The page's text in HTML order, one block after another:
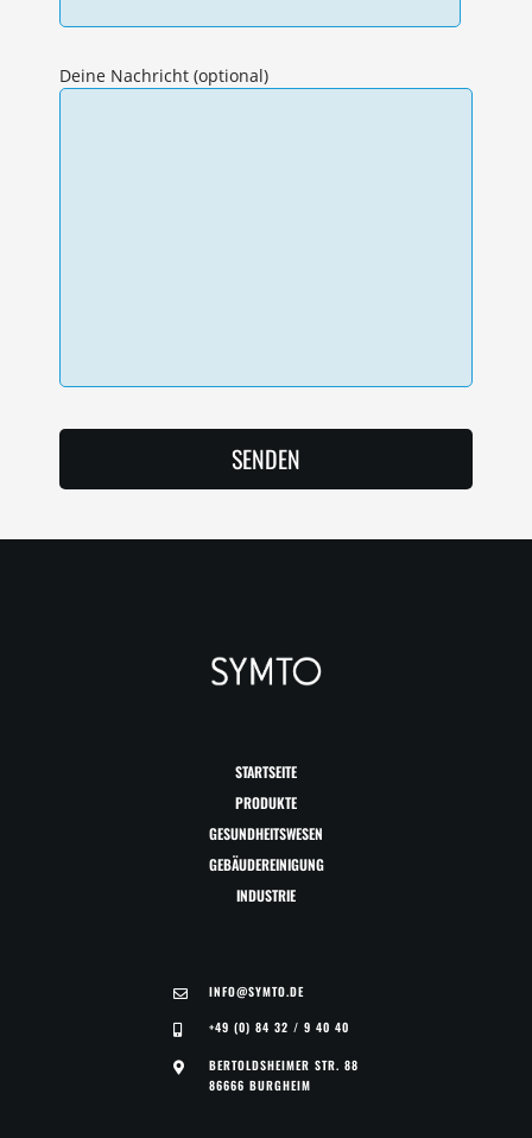
Deine Nachricht (optional)
STARTSEITE
PRODUKTE
GESUNDHEITSWESEN
GEBÄUDEREINIGUNG
INDUSTRIE
INFO@SYMTO.DE
+49 (0) 84 32 / 9 40 40
BERTOLDSHEIMER STR. 88
86666 BURGHEIM